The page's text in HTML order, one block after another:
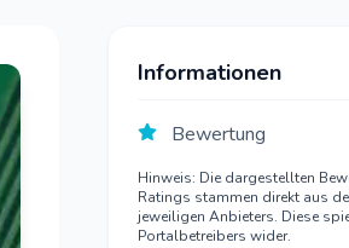
Informationen
Bewertung
Hinweis: Die dargestellten
Ratings stammen direkt aus
jeweiligen Anbieters. Diese
Portalbetreibers wider.